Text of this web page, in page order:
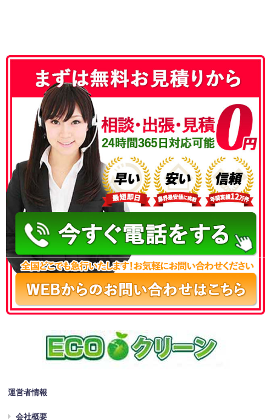
050-3186-4780
運営者情報
会社概要